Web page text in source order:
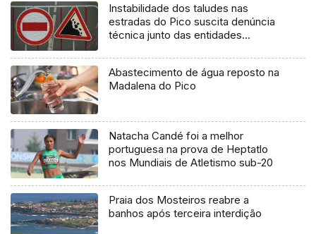
Instabilidade dos taludes nas
estradas do Pico suscita denúncia
técnica junto das entidades
Abastecimento de água reposto na
Madalena do Pico
Natacha Candé foi a melhor
portuguesa na prova de Heptatlo
nos Mundiais de Atletismo sub-20
Praia dos Mosteiros reabre a
banhos após terceira interdição